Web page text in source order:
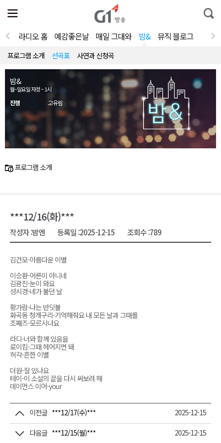
전
체
뉴
열
통
합
라디오 홈 예감좋은날 매일 그대와 밤& 뮤직 블로그
프로그램 소개 선곡표 사연과 신청곡
밤&
월~일요일 자정 ~ 1시
진행 고유림
프로그램 소개
***12/16(화)***
작성자 :밤엔 등록일 :2025-12-15 조회수 :789
김건모-아름다운 이별
이승환-어른이 아니네
김광진-눈이 와요
성시경-네가 불던 날
황가람-나는 반딧불
화곡동 청개구리-기억해줘요 내 모든 날과 그때를
조째즈-모르시나요
라디-너와 함께 있음을
로이킴-그때 헤어지면 돼
허각-흔한 이별
더원-잘 있나요
테이-이 소설의 끝을 다시 써보려 해
데이먼스 이어-your
이전글 ***12/17(수)*** 2025-12-15
다음글 ***12/15(월)*** 2025-12-15